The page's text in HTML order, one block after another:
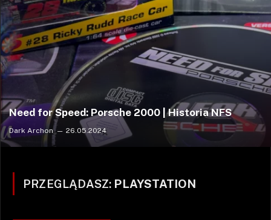
Need for Speed: Porsche 2000 | Historia NFS
Dark Archon 26.05.2024
PRZEGLĄDASZ: PLAYSTATION